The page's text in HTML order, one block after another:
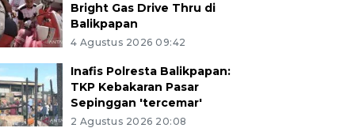
Bright Gas Drive Thru di
Balikpapan
4 Agustus 2026 09:42
Inafis Polresta Balikpapan:
TKP Kebakaran Pasar
Sepinggan 'tercemar'
2 Agustus 2026 20:08